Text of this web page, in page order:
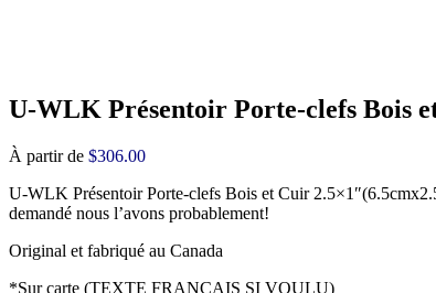
U-WLK Présentoir Porte-clefs Bois
À partir de $306.00
U-WLK Présentoir Porte-clefs Bois et Cuir
demandé nous l’avons probablement!
Original et fabriqué au Canada
*Sur carte (TEXTE FRANCAIS SI VOULU)